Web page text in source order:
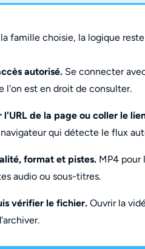
famille choisie, la logique
autorisé. Se connecter
l'on est en droit de consulter.
l'URL de la page ou coller le
qui détecte le flux
format et pistes. MP4 pour
audio ou sous-titres.
vérifier le fichier. Ouvrir la